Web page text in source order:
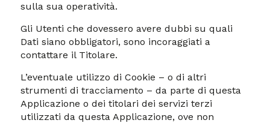
sulla sua operatività.
Gli Utenti che dovessero avere dubbi su quali
Dati siano obbligatori, sono incoraggiati a
contattare il Titolare.
L’eventuale utilizzo di Cookie – o di altri
strumenti di tracciamento – da parte di questa
Applicazione o dei titolari dei servizi terzi
utilizzati da questa Applicazione, ove non